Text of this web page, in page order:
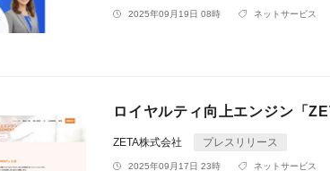
2025年09月19日 08時 ネットサービス
ロイヤルティ向上エンジン「
ZETA株式会社 プレスリリース
2025年09月17日 23時 ネットサービス